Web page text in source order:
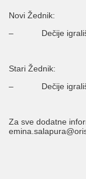
Novi Žednik:
– Dečije igralište
Stari Žednik:
– Dečije igralište
Za sve dodatne